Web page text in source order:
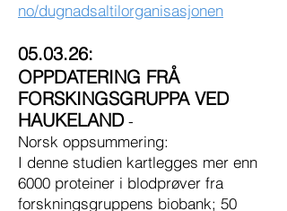
no/dugnadsaltilorganisasjonen
05.03.26:
OPPDATERING FRÅ
FORSKINGSGRUPPA VED
HAUKELAND-
Norsk oppsummering:
I denne studien kartlegges mer enn
6000 proteiner i blodprøver fra
forskningsgruppens biobank; 50